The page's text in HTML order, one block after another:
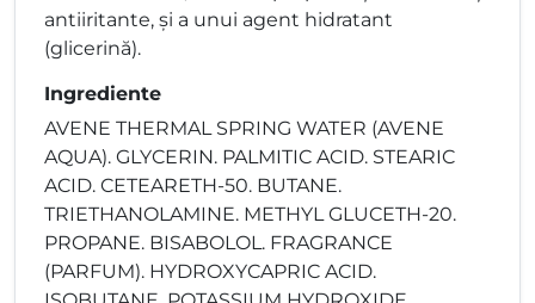
antiiritante, și a unui agent hidratant
(glicerină).
Ingrediente
AVENE THERMAL SPRING WATER (AVENE
AQUA). GLYCERIN. PALMITIC ACID. STEARIC
ACID. CETEARETH-50. BUTANE.
TRIETHANOLAMINE. METHYL GLUCETH-20.
PROPANE. BISABOLOL. FRAGRANCE
(PARFUM). HYDROXYCAPRIC ACID.